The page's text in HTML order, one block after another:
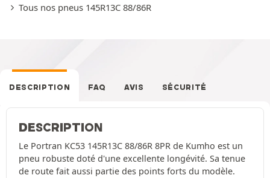
Tous nos pneus 145R13C 88/86R
DESCRIPTION FAQ AVIS SÉCURITÉ
DESCRIPTION
Le Portran KC53 145R13C 88/86R 8PR de Kumho est un
pneu robuste doté d'une excellente longévité. Sa tenue
de route fait aussi partie des points forts du modèle.